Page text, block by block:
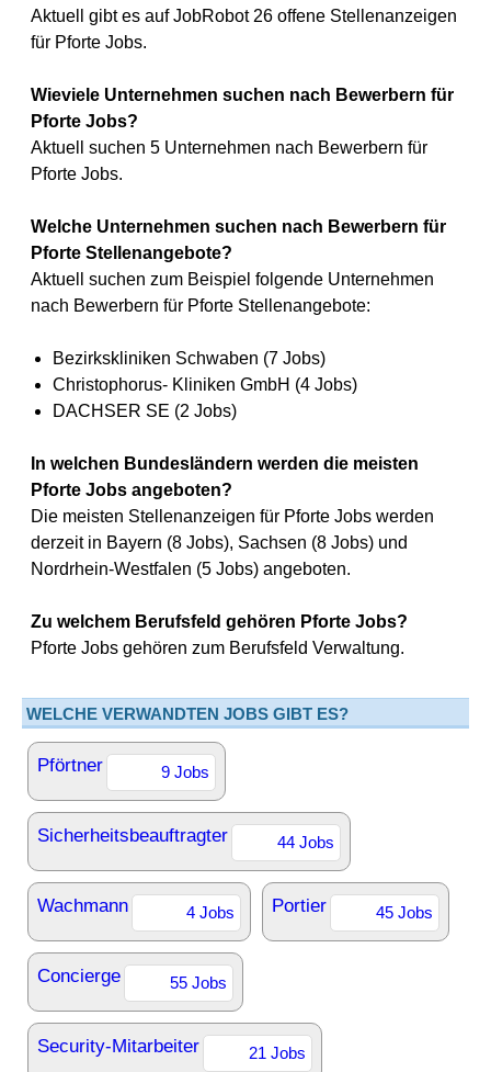
Aktuell gibt es auf JobRobot 26 offene Stellenanzeigen
für Pforte Jobs.
Wieviele Unternehmen suchen nach Bewerbern für
Pforte Jobs?
Aktuell suchen 5 Unternehmen nach Bewerbern für
Pforte Jobs.
Welche Unternehmen suchen nach Bewerbern für
Pforte Stellenangebote?
Aktuell suchen zum Beispiel folgende Unternehmen
nach Bewerbern für Pforte Stellenangebote:
Bezirkskliniken Schwaben (7 Jobs)
Christophorus- Kliniken GmbH (4 Jobs)
DACHSER SE (2 Jobs)
In welchen Bundesländern werden die meisten
Pforte Jobs angeboten?
Die meisten Stellenanzeigen für Pforte Jobs werden
derzeit in Bayern (8 Jobs), Sachsen (8 Jobs) und
Nordrhein-Westfalen (5 Jobs) angeboten.
Zu welchem Berufsfeld gehören Pforte Jobs?
Pforte Jobs gehören zum Berufsfeld Verwaltung.
WELCHE VERWANDTEN JOBS GIBT ES?
Pförtner 9 Jobs
Sicherheitsbeauftragter 44 Jobs
Wachmann 4 Jobs Portier 45 Jobs
Concierge 55 Jobs
Security-Mitarbeiter 21 Jobs